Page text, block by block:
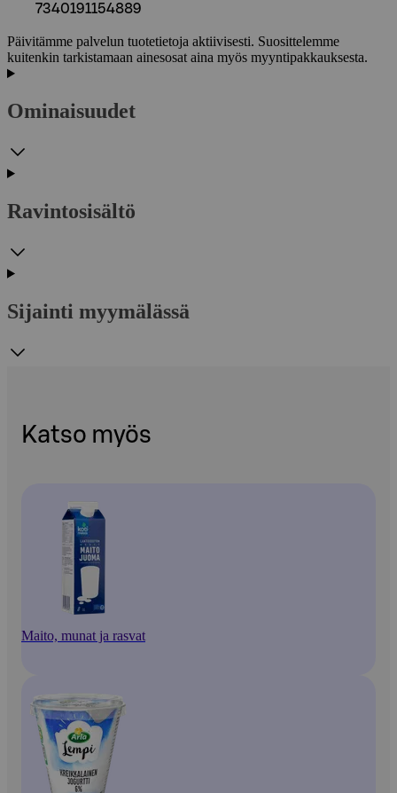
7340191154889
Päivitämme palvelun tuotetietoja aktiivisesti. Suosittelemme
kuitenkin tarkistamaan ainesosat aina myös myyntipakkauksesta.
Ominaisuudet
Ravintosisältö
Sijainti myymälässä
Katso myös
Maito, munat ja rasvat